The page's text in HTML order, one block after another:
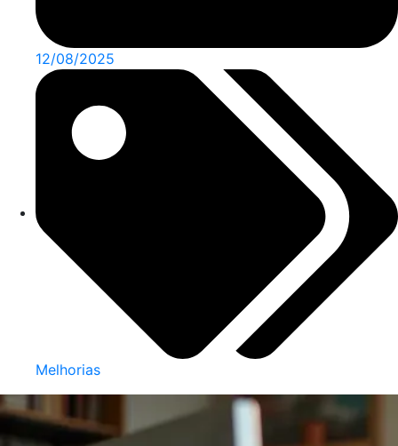
12/08/2025
Melhorias